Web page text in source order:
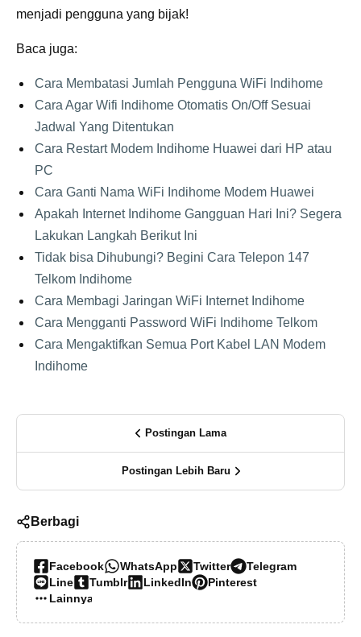
menjadi pengguna yang bijak!
Baca juga:
Cara Membatasi Jumlah Pengguna WiFi Indihome
Cara Agar Wifi Indihome Otomatis On/Off Sesuai
Jadwal Yang Ditentukan
Cara Restart Modem Indihome Huawei dari HP atau
PC
Cara Ganti Nama WiFi Indihome Modem Huawei
Apakah Internet Indihome Gangguan Hari Ini? Segera
Lakukan Langkah Berikut Ini
Tidak bisa Dihubungi? Begini Cara Telepon 147
Telkom Indihome
Cara Membagi Jaringan WiFi Internet Indihome
Cara Mengganti Password WiFi Indihome Telkom
Cara Mengaktifkan Semua Port Kabel LAN Modem
Indihome
Postingan Lama
Postingan Lebih Baru
Berbagi
Facebook WhatsApp Twitter
Telegram
Line
Tumblr LinkedIn
Pinterest
Lainnya…